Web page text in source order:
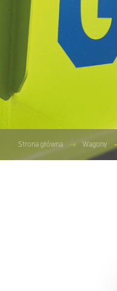
Strona główna Wagony